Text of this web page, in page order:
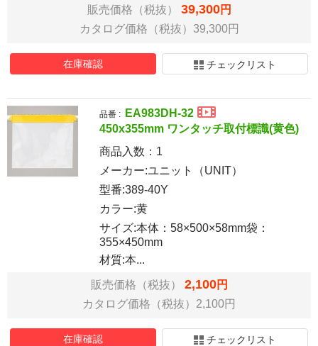
販売価格（税抜） 39,300円
カタログ価格（税抜）39,300円
在庫確認 チェックリスト
品番 :
EA983DH-32
450x355mm ワンタッチ取付標識(黄色)
商品入数： 1
メーカー:ユニット（UNIT）
型番:389-40Y
カラー:黄
サイズ:本体：58×500×58mm袋：
355×450mm
材質:本...
販売価格（税抜） 2,100円
カタログ価格（税抜）2,100円
在庫確認 チェックリスト